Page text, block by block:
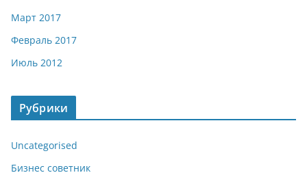
Март 2017
Февраль 2017
Июль 2012
Рубрики
Uncategorised
Бизнес советник